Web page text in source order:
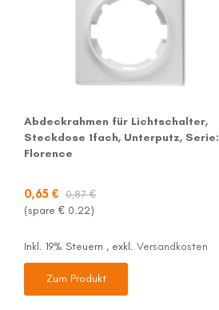
Abdeckrahmen für Lichtschalter,
Steckdose 1fach, Unterputz, Serie:
Florence
0,65 € 0,87 €
(spare € 0.22)
Inkl. 19% Steuern , exkl. Versandkosten
Zum Produkt